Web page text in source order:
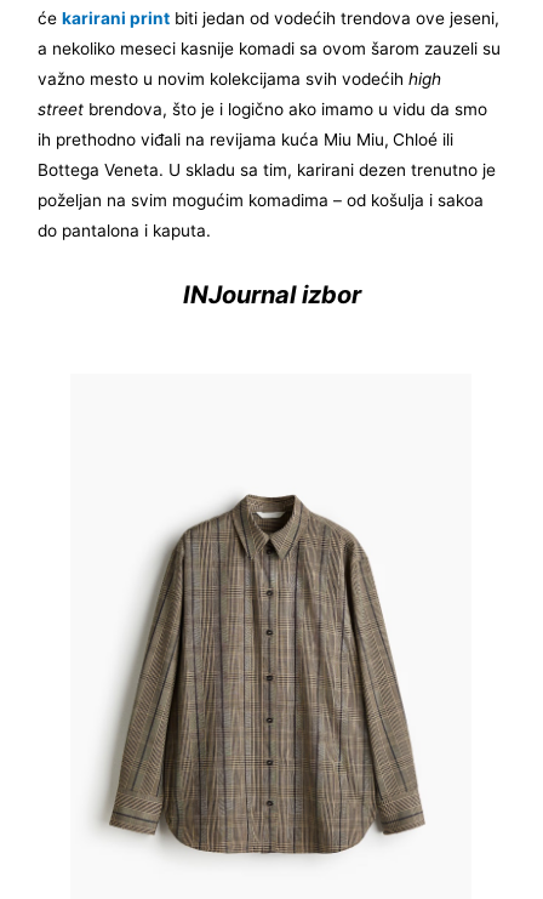
ćekarirani print biti jedan od vodećih trendova ove jeseni,
a nekoliko meseci kasnije komadi sa ovom šarom zauzeli su
važno mesto u novim kolekcijama svih vodećihhigh
street brendova, što je i logično ako imamo u vidu da smo
ih prethodno viđali na revijama kuća Miu Miu, Chloé ili
Bottega Veneta. U skladu sa tim, karirani dezen trenutno je
poželjan na svim mogućim komadima – od košulja i sakoa
do pantalona i kaputa.
INJournal izbor